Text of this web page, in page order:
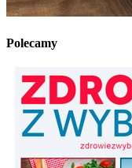
Polecamy